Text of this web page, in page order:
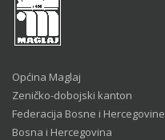
Općina Maglaj
Zeničko-dobojski kanton
Federacija Bosne i Hercegovine
Bosna i Hercegovina